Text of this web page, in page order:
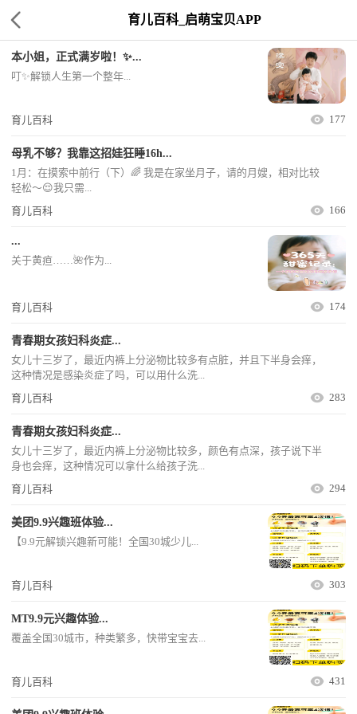
育儿百科_启萌宝贝APP
本小姐，正式满岁啦！✨...
叮✨解锁人生第一个整年...
育儿百科 177
母乳不够？我靠这招娃狂睡16h...
1月：在摸索中前行（下）🌈 我是在家坐月子，请的月嫂，相对比较
轻松～😌我只需...
育儿百科
166
...
关于黄疸……🌺作为...
育儿百科 174
青春期女孩妇科炎症...
女儿十三岁了，最近内裤上分泌物比较多有点脏，并且下半身会痒，
这种情况是感染炎症了吗，可以用什么洗...
育儿百科
283
青春期女孩妇科炎症...
女儿十三岁了，最近内裤上分泌物比较多，颜色有点深，孩子说下半
身也会痒，这种情况可以拿什么给孩子洗...
育儿百科
294
美团9.9兴趣班体验...
【9.9元解锁兴趣新可能！全国30城少儿...
育儿百科 303
MT9.9元兴趣体验...
覆盖全国30城市，种类繁多，快带宝宝去...
育儿百科 431